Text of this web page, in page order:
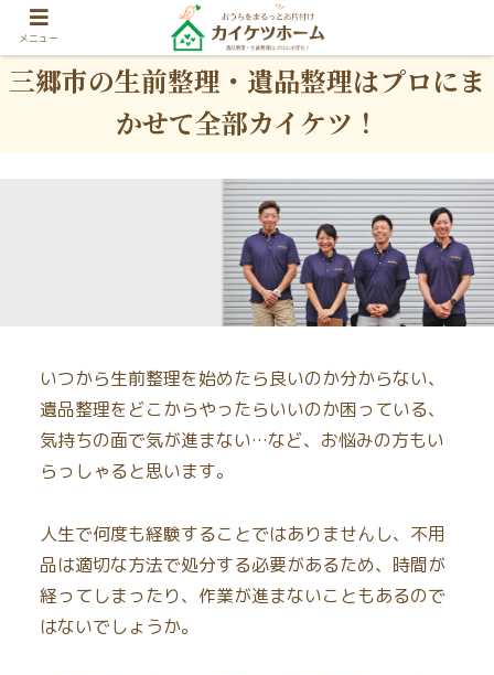
三郷市の生前整理・遺品整理はプロにま
かせて全部カイケツ！
いつから生前整理を始めたら良いのか分からない、
遺品整理をどこからやったらいいのか困っている、
気持ちの面で気が進まない…など、お悩みの方もい
らっしゃると思います。
人生で何度も経験することではありませんし、不用
品は適切な方法で処分する必要があるため、時間が
経ってしまったり、作業が進まないこともあるので
はないでしょうか。
メニュー